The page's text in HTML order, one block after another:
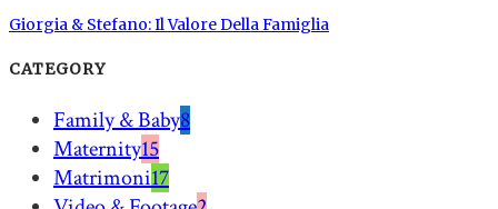
Giorgia & Stefano: Il Valore Della Famiglia
CATEGORY
Family & Baby8
Maternity15
Matrimoni17